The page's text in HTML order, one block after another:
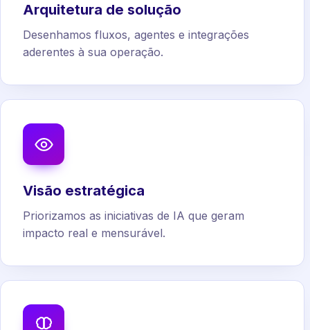
Arquitetura de solução
Desenhamos fluxos, agentes e integrações
aderentes à sua operação.
Visão estratégica
Priorizamos as iniciativas de IA que geram
impacto real e mensurável.